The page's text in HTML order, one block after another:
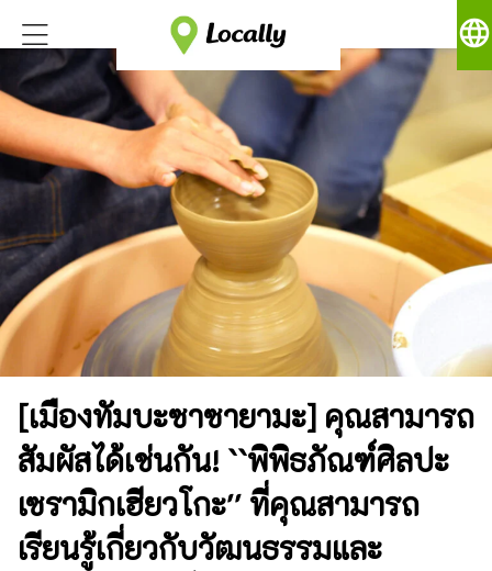
language
[เมืองทัมบะซาซายามะ] คุณสามารถ
สัมผัสได้เช่นกัน! ``พิพิธภัณฑ์ศิลปะ
เซรามิกเฮียวโกะ'' ที่คุณสามารถ
เรียนรู้เกี่ยวกับวัฒนธรรมและ